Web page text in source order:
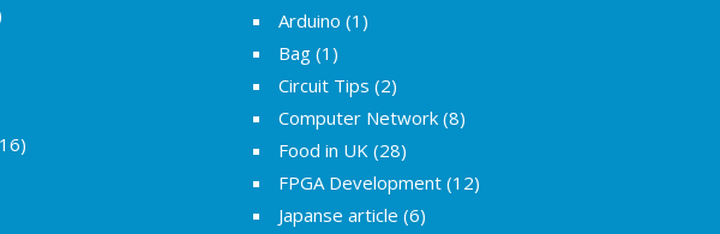
Arduino (1)
Bag (1)
Circuit Tips (2)
Computer Network (8)
Food in UK (28)
FPGA Development (12)
Japanse article (6)